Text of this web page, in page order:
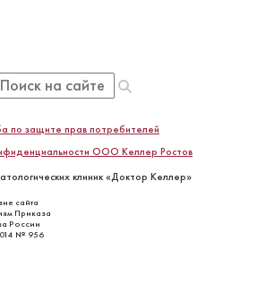
по защите прав потребителей
ООО Келлер Ростов
клиник «Доктор Келлер»
сайта
Приказа
России
№ 956